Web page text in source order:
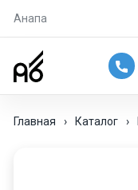
Анапа
Главная › Каталог ›